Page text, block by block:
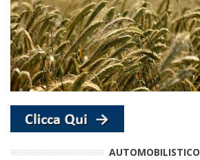
AUTOMOBILISTICO